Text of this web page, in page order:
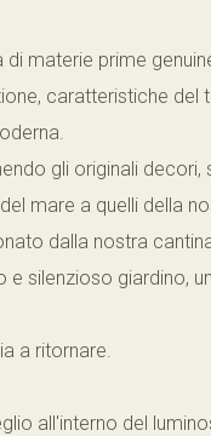
materie prime
caratteristiche del
gli originali decori,
mare a quelli della
dalla nostra
silenzioso giardino,
a ritornare.
all'interno del